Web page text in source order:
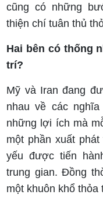
cũng có những
thiện chí tuân thủ
Hai bên có thống
trí?
Mỹ và Iran đang
nhau về các
những lợi ích mà
một phần xuất
yếu được tiến
trung gian. Đồng
một khuôn khổ